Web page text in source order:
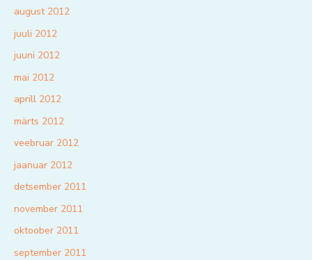
august 2012
juuli 2012
juuni 2012
mai 2012
aprill 2012
märts 2012
veebruar 2012
jaanuar 2012
detsember 2011
november 2011
oktoober 2011
september 2011